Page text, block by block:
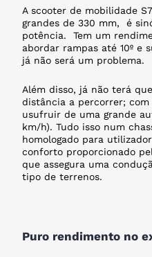
A scooter de mobilidade
grandes de 330 mm, é
potência. Tem um
abordar rampas até 10º e
já não será um problema.
Além disso, já não terá
distância a percorrer; com
usufruir de uma grande
km/h). Tudo isso num
homologado para
conforto proporcionado
que assegura uma
tipo de terrenos.
Puro rendimento no